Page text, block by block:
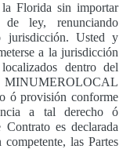
Florida sin importar
ley, renunciando
jurisdicción. Usted y
a la jurisdicción
dentro del
MINUMEROLOCAL
ó provisión conforme
a tal derecho ó
es declarada
las Partes